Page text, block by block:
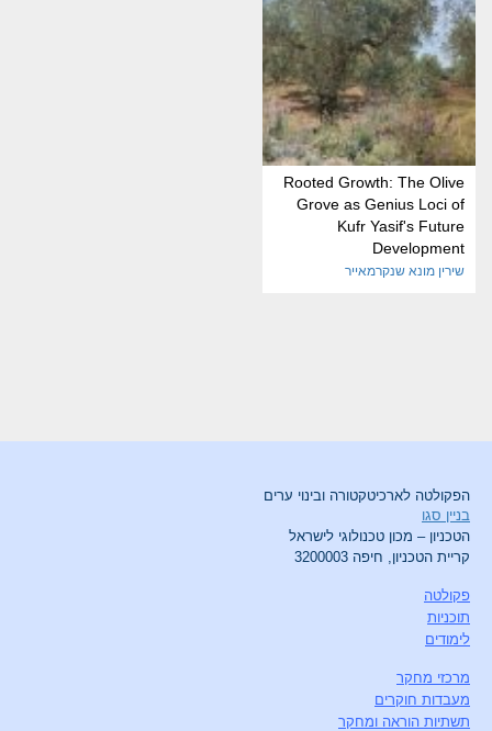
Rooted Growth: The Olive
Grove as Genius Loci of
Kufr Yasif's Future
Development
שירין מונא שנקרמאייר
הפקולטה לארכיטקטורה ובינוי ערים
בניין סגו
הטכניון – מכון טכנולוגי לישראל
קריית הטכניון, חיפה 3200003
פקולטה
תוכניות
לימודים
מרכזי מחקר
מעבדות חוקרים
תשתיות הוראה ומחקר